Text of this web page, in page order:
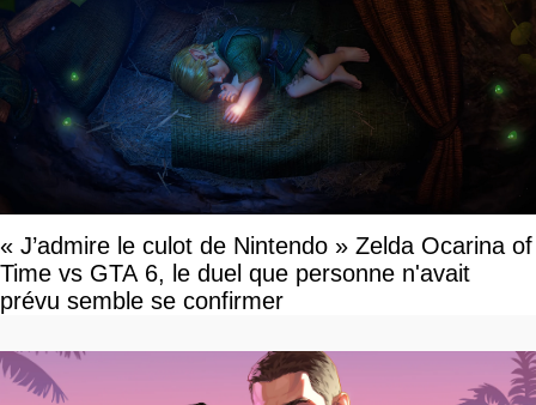
« J’admire le culot de Nintendo » Zelda Ocarina of
Time vs GTA 6, le duel que personne n'avait
prévu semble se confirmer